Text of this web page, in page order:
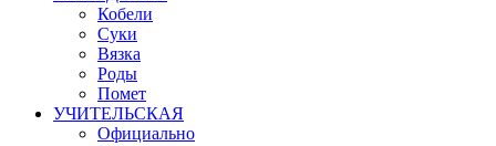
Кобели
Суки
Вязка
Роды
Помет
УЧИТЕЛЬСКАЯ
Официально